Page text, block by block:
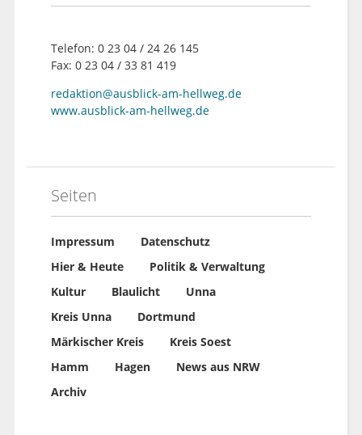
Telefon: 0 23 04 / 24 26 145
Fax: 0 23 04 / 33 81 419
redaktion@ausblick-am-hellweg.de
www.ausblick-am-hellweg.de
Seiten
Impressum
Datenschutz
Hier & Heute
Politik & Verwaltung
Kultur
Blaulicht
Unna
Kreis Unna
Dortmund
Märkischer Kreis
Kreis Soest
Hamm
Hagen
News aus NRW
Archiv